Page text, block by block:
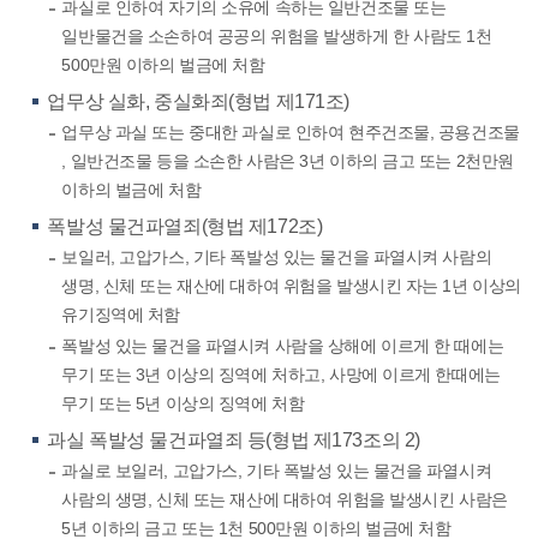
과실로 인하여 자기의 소유에 속하는 일반건조물 또는
일반물건을 소손하여 공공의 위험을 발생하게 한 사람도 1천
500만원 이하의 벌금에 처함
업무상 실화, 중실화죄(형법 제171조)
업무상 과실 또는 중대한 과실로 인하여 현주건조물, 공용건조물
, 일반건조물 등을 소손한 사람은 3년 이하의 금고 또는 2천만원
이하의 벌금에 처함
폭발성 물건파열죄(형법 제172조)
보일러, 고압가스, 기타 폭발성 있는 물건을 파열시켜 사람의
생명, 신체 또는 재산에 대하여 위험을 발생시킨 자는 1년 이상의
유기징역에 처함
폭발성 있는 물건을 파열시켜 사람을 상해에 이르게 한 때에는
무기 또는 3년 이상의 징역에 처하고, 사망에 이르게 한때에는
무기 또는 5년 이상의 징역에 처함
과실 폭발성 물건파열죄 등(형법 제173조의 2)
과실로 보일러, 고압가스, 기타 폭발성 있는 물건을 파열시켜
사람의 생명, 신체 또는 재산에 대하여 위험을 발생시킨 사람은
5년 이하의 금고 또는 1천 500만원 이하의 벌금에 처함